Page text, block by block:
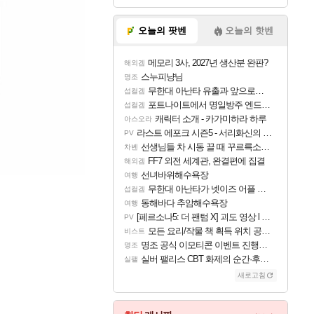
오늘의 팟벤 오늘의 핫벤
해외겜 메모리 3사, 2027년 생산분 완판?
명조 스누피냥님
섭컬겜 무한대 아난타 유출과 앞으로의 예상 (루머)
섭컬겜 포트나이트에서 명일방주 엔드필드 [펠리카] 판매 예정
아스오라 캐릭터 소개 - 카가미하라 하루
PV 라스트 에포크 시즌5 - 서리화신의 분노 티저
차벤 선생님들 차 시동 끌 때 꾸르륵소리나는데
해외겜 FF7 외전 세계관, 완결편에 집결
여행 선녀바위해수욕장
섭컬겜 무한대 아난타가 넷이즈 어플 달력에 일정 등록
여행 동해바다 추암해수욕장
PV [페르소나5: 더 팬텀 X] 괴도 영상 l 타카마키 안·댄싱 스타
비스트 모든 요리/작물 책 획득 위치 공략 (36개) - 미식가 도전과제
명조 명조 공식 이모티콘 이벤트 진행해봤습니다! 참여부터 추첨까지????
실팰 실버 팰리스 CBT 화제의 순간·후기 모음
새로고침